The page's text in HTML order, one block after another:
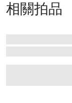
相關拍品